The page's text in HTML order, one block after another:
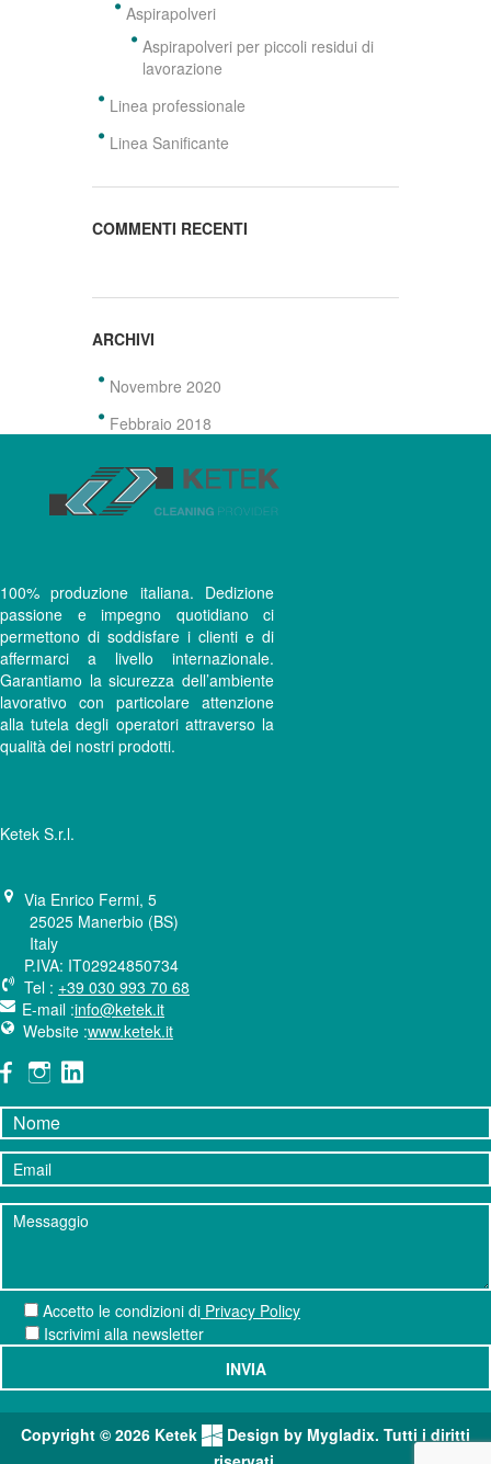
Aspirapolveri
Aspirapolveri per piccoli residui di
lavorazione
Linea professionale
Linea Sanificante
COMMENTI RECENTI
ARCHIVI
Novembre 2020
Febbraio 2018
100% produzione italiana. Dedizione
passione e impegno quotidiano ci
permettono di soddisfare i clienti e di
affermarci a livello internazionale.
Garantiamo la sicurezza dell’ambiente
lavorativo con particolare attenzione
alla tutela degli operatori attraverso la
qualità dei nostri prodotti.
Ketek S.r.l.
Via Enrico Fermi, 5
25025 Manerbio (BS)
Italy
P.IVA: IT02924850734
Tel : +39 030 993 70 68
E-mail :info@ketek.it
Website :www.ketek.it
Accetto le condizioni di Privacy Policy
Iscrivimi alla newsletter
Copyright © 2026 Ketek
Design by Mygladix. Tutti i diritti